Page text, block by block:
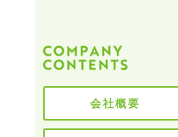
会社概要